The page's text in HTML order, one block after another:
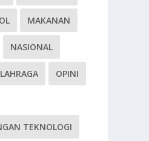
MAKANAN
NASIONAL
OPINI
TEKNOLOGI